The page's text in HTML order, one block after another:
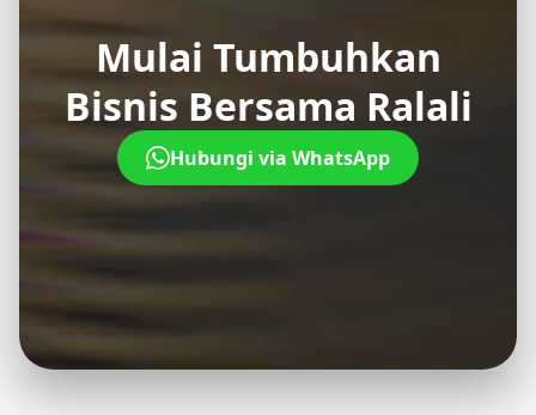
Mulai Tumbuhkan
Bisnis Bersama Ralali
Hubungi via WhatsApp